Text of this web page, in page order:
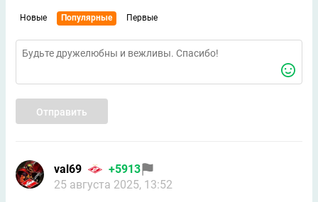
Новые Популярные Первые
Отправить
val69
+5913
25 августа 2025, 13:52